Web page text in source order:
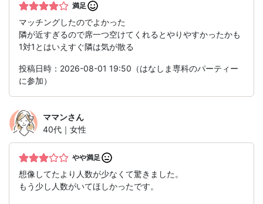
満足
マッチングしたのでよかった
隣が近すぎるので席一つ空けてくれるとやりやすかったかも
1対1とはいえすぐ隣は気が散る
投稿日時：2026-08-01 19:50（はなしま専科のパーティー
に参加）
ママンさん
40代｜女性
やや満足
想像してたより人数が少なくて驚きました。
もう少し人数がいてほしかったです。